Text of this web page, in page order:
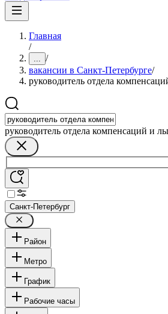
Главная
/
... /
вакансии в Санкт-Петербурге/
руководитель отдела
руководитель отдела компенсаций и
Санкт-Петербург
Район
Метро
График
Рабочие часы